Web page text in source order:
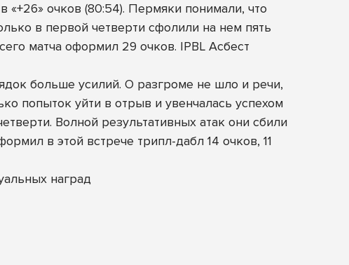
«+26» очков (80:54). Пермяки понимали, что
в первой четверти сфолили на нем пять
матча оформил 29 очков. IPBL Асбест
больше усилий. О разгроме не шло и речи,
попыток уйти в отрыв и увенчалась успехом
Волной результативных атак они сбили
в этой встрече трипл-дабл 14 очков, 11
наград